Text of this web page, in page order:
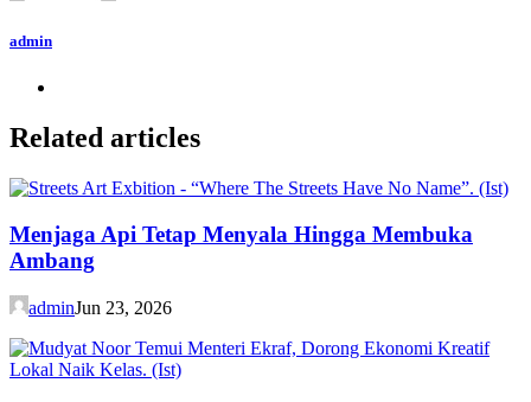
admin
Related articles
Menjaga Api Tetap Menyala Hingga Membuka
Ambang
adminJun 23, 2026